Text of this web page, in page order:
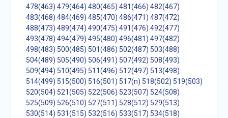
478(463) 479(464) 480(465) 481(466) 482(467)
483(468) 484(469) 485(470) 486(471) 487(472)
488(473) 489(474) 490(475) 491(476) 492(477)
493(478) 494(479) 495(480) 496(481) 497(482)
498(483) 500(485) 501(486) 502(487) 503(488)
504(489) 505(490) 506(491) 507(492) 508(493)
509(494) 510(495) 511(496) 512(497) 513(498)
514(499) 515(500) 516(501) 517(n) 518(502) 519(503)
520(504) 521(505) 522(506) 523(507) 524(508)
525(509) 526(510) 527(511) 528(512) 529(513)
530(514) 531(515) 532(516) 533(517) 534(518)